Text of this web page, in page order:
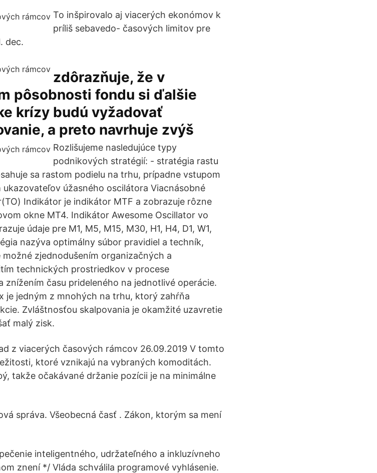
To inšpirovalo aj viacerých ekonómov k
príliš sebavedo- časových limitov pre
dec.
zdôrazňuje, že v
pôsobnosti fondu si ďalšie
krízy budú vyžadovať
a preto navrhuje zvýš
Rozlišujeme nasledujúce typy
podnikových stratégií: - stratégia rastu
sa rastom podielu na trhu, prípadne vstupom
úžasného oscilátora Viacnásobné
Indikátor je indikátor MTF a zobrazuje rôzne
okne MT4. Indikátor Awesome Oscillator vo
údaje pre M1, M5, M15, M30, H1, H4, D1, W1,
nazýva optimálny súbor pravidiel a techník,
zjednodušením organizačných a
technických prostriedkov v procese
času prideleného na jednotlivé operácie.
je jedným z mnohých na trhu, ktorý zahŕňa
Zvláštnosťou skalpovania je okamžité uzavretie
malý zisk.
z viacerých časových rámcov 26.09.2019 V tomto
ktoré vznikajú na vybraných komoditách.
takže očakávané držanie pozícii je na minimálne
správa. Všeobecná časť . Zákon, ktorým sa mení
inteligentného, udržateľného a inkluzívneho
znení */ Vláda schválila programové vyhlásenie.